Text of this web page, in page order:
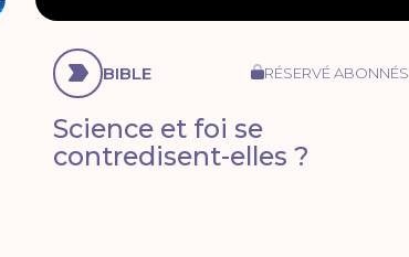
BIBLE RÉSERVÉ ABONNÉS
Science et foi se
contredisent-elles ?